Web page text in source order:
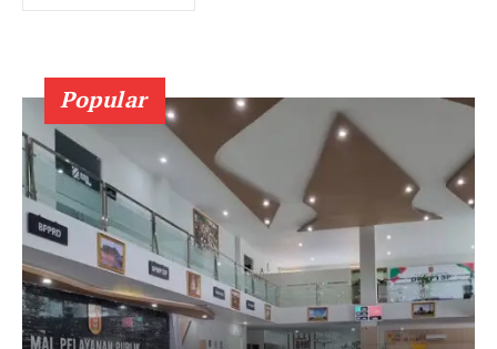
Popular